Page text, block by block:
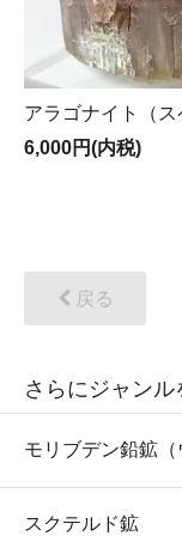
アラゴナイト（ス
6,000円(内税)
戻る
さらにジャンル
モリブデン鉛鉱
スクテルド鉱